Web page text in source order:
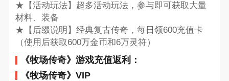
★【活动玩法】超多活动玩法，参与即可获取大量
材料、装备
★【后缀说明】经典复古传奇，每日领600充值卡
（使用后获取600万金币和6万灵符）
《牧场传奇》游戏充值返利：
《牧场传奇》VIP